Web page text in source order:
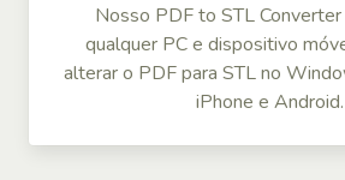
Nosso PDF to STL Converter
qualquer PC e dispositivo
alterar o PDF para STL no
iPhone e Android.